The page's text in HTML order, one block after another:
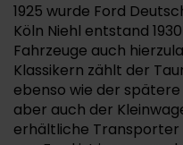
1925 wurde Ford
Köln Niehl entstand
Fahrzeuge auch
Klassikern zählt der
ebenso wie der spätere
aber auch der
erhältliche Transporter